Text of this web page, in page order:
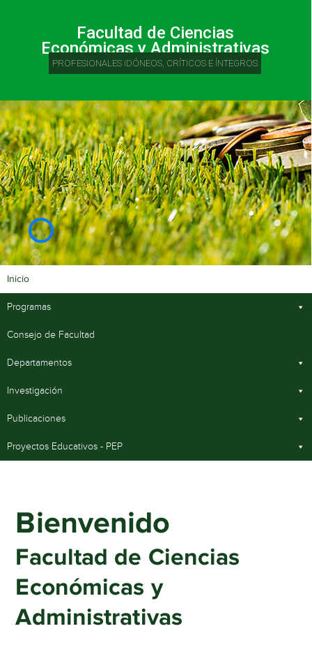
PROFESIONALES IDÓNEOS, CRÍTICOS E ÍNTEGROS
Facultad de Ciencias
Económicas y Administrativas
Inicio
Programas
Consejo de Facultad
Departamentos
Investigación
Publicaciones
Proyectos Educativos - PEP
Bienvenido
Facultad de Ciencias
Económicas y
Administrativas